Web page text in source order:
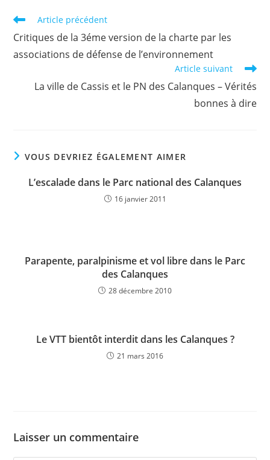
Read
articles
Article précédent
Critiques de la 3éme version de la charte par les
associations de défense de l’environnement
Article suivant
La ville de Cassis et le PN des Calanques – Vérités
bonnes à dire
VOUS DEVRIEZ ÉGALEMENT AIMER
L’escalade dans le Parc national des Calanques
16 janvier 2011
Parapente, paralpinisme et vol libre dans le Parc
des Calanques
28 décembre 2010
Le VTT bientôt interdit dans les Calanques ?
21 mars 2016
Laisser un commentaire